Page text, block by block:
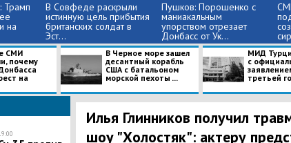
Трамп
на
В Совфеде раскрыли
истинную цель прибытия
британских солдат в
Эст...
Пушков: Порошенко с
маниакальным
упорством отрезает
Донбасс от Ук...
СМИ
почему
на
В Черное море зашел
десантный корабль
США с батальоном
морской пехоты ...
МИД
с
третьей
Илья Глинников получил
шоу "Холостяк": актеру